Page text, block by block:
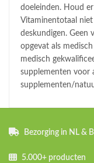
doeleinden. Houd
Vitaminentotaal
deskundigen. Geen
opgevat als
medisch
supplementen voor
supplementen/
Bezorging in NL &
5.000+ producten